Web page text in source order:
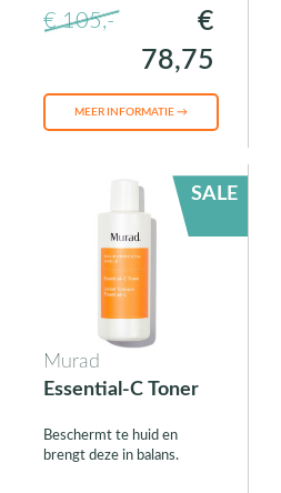
€ 105,-
€
78,75
MEER INFORMATIE →
SALE
Murad
Essential-C Toner
Beschermt te huid en
brengt deze in balans.